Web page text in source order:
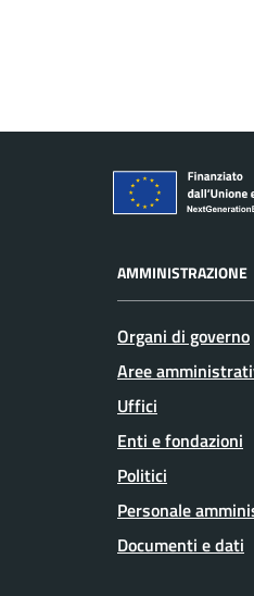
AMMINISTRAZIONE
Organi di governo
Aree
Uffici
Enti e fondazioni
Politici
Personale
Documenti e dati